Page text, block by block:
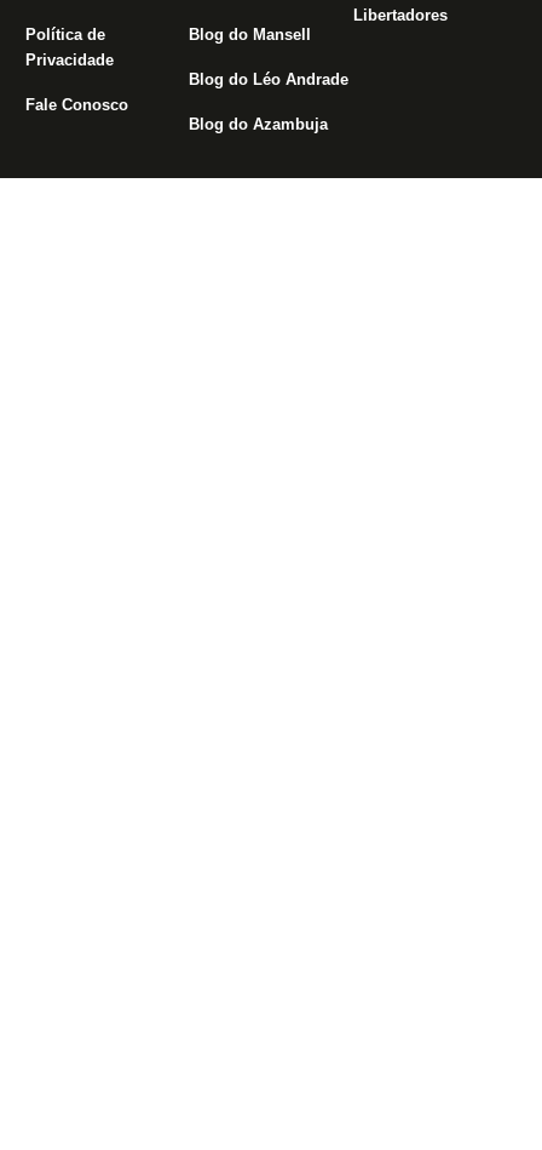
Política de
Privacidade
Fale Conosco
Blog do Mansell
Blog do Léo Andrade
Blog do Azambuja
Libertadores